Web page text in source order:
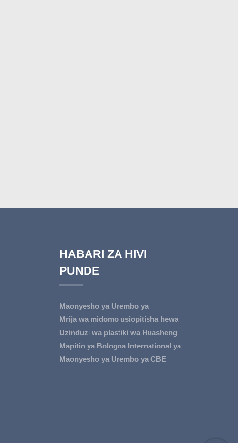
HABARI ZA HIVI
PUNDE
Maonyesho ya Urembo ya
Kimataifa ya Bologna ya 2026
Mrija wa midomo usiopitisha hewa
3g
Uzinduzi wa plastiki wa Huasheng
PCR-Based Tupu L...
Mapitio ya Bologna International ya
2025 ...
Maonyesho ya Urembo ya CBE